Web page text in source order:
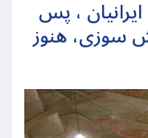
، پس
سوزی، هنوز